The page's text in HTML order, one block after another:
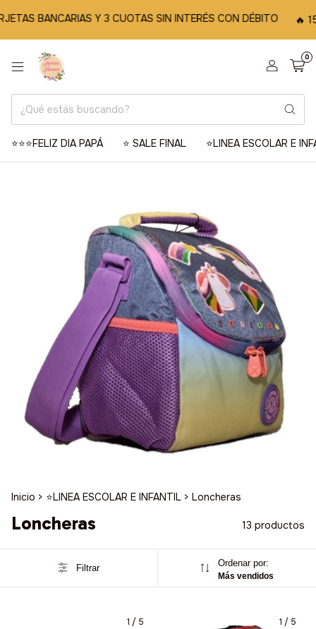
BANCARIAS Y 3 CUOTAS SIN INTERÉS CON DÉBITO 🔥
0
⭐️⭐️⭐️FELIZ DIA PAPÁ ⭐️ SALE FINAL ⭐️LINEA ESCOLAR E
Inicio > ⭐️LINEA ESCOLAR E INFANTIL > Loncheras
Loncheras 13 productos
Filtrar Ordenar por:
Más vendidos
1 / 5 1 / 5